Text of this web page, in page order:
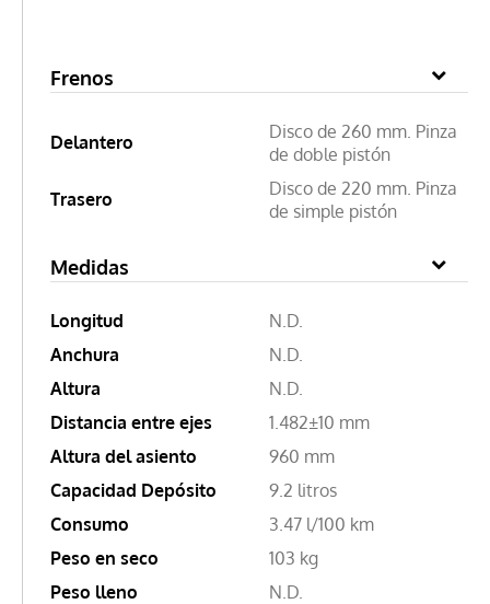
Frenos
Delantero
Disco de 260 mm. Pinza
de doble pistón
Trasero
Disco de 220 mm. Pinza
de simple pistón
Medidas
Longitud
N.D.
Anchura
N.D.
Altura
N.D.
Distancia entre ejes
1.482±10 mm
Altura del asiento
960 mm
Capacidad Depósito
9.2 litros
Consumo
3.47 l/100 km
Peso en seco
103 kg
Peso lleno
N.D.